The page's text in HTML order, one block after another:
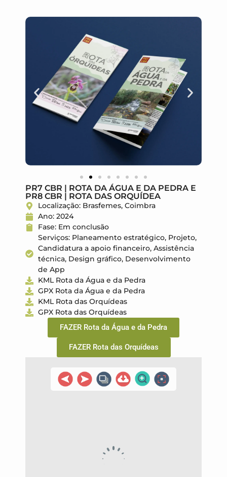
PR7 CBR | ROTA DA ÁGUA E DA PEDRA E
PR8 CBR | ROTA DAS ORQUÍDEA
Localização: Brasfemes, Coimbra
Ano: 2024
Fase: Em conclusão
Serviços: Planeamento estratégico, Projeto,
Candidatura a apoio financeiro, Assistência
técnica, Design gráfico, Desenvolvimento
de App
KML Rota da Água e da Pedra
GPX Rota da Água e da Pedra
KML Rota das Orquídeas
GPX Rota das Orquídeas
FAZER Rota da Água e da Pedra
FAZER Rota das Orquídeas